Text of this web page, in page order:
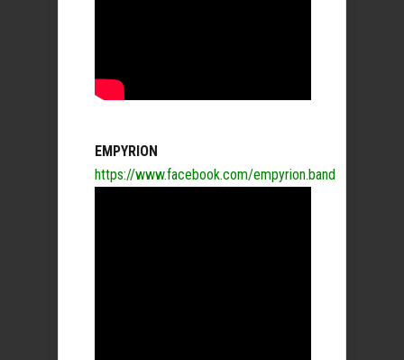
EMPYRION
https://www.facebook.com/empyrion.band